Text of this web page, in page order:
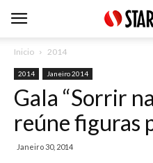
Inicio 2014
2014 Janeiro 2014
Gala “Sorrir
reúne figuras
Janeiro 30, 2014